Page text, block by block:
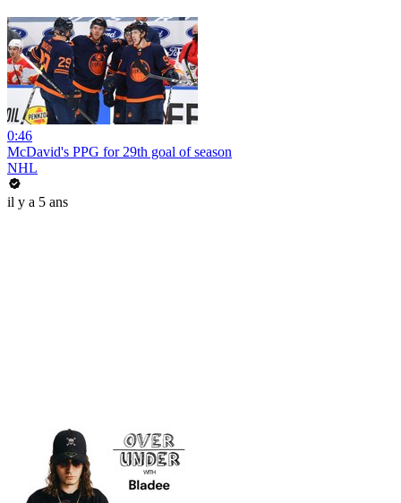
0:46
McDavid's PPG for 29th goal of season
NHL
il y a 5 ans